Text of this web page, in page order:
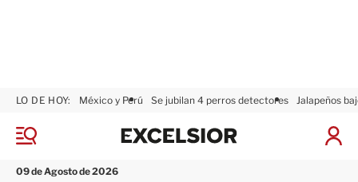
M
n
09 de Agosto de 2026
LO DE HOY: México y Perú Se jubilan 4 perros detectores Jalapeños
I
x